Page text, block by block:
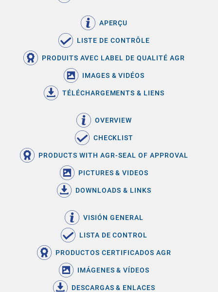
APERÇU
LISTE DE CONTRÔLE
PRODUITS AVEC LABEL DE QUALITÉ AGR
IMAGES & VIDÉOS
TÉLÉCHARGEMENTS & LIENS
OVERVIEW
CHECKLIST
PRODUCTS WITH AGR-SEAL OF APPROVAL
PICTURES & VIDEOS
DOWNLOADS & LINKS
VISIÓN GENERAL
LISTA DE CONTROL
PRODUCTOS CERTIFICADOS AGR
IMÁGENES & VÍDEOS
DESCARGAS & ENLACES